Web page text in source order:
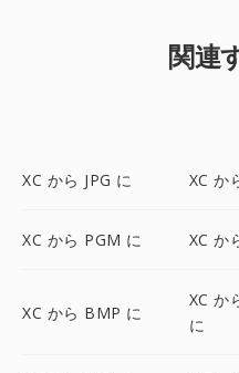
関連
XC から JPG に XC か
XC から PGM に XC か
XC から BMP に
XC か
に